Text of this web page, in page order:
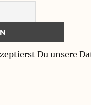
Du unsere